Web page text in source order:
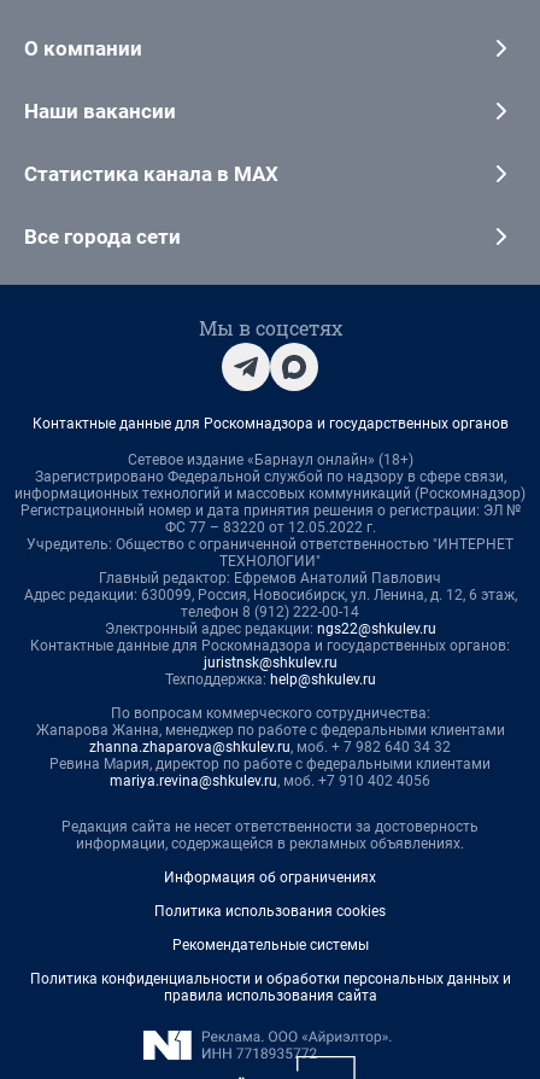
О компании
Наши вакансии
Статистика канала в MAX
Все города сети
Мы в соцсетях
Контактные данные для Роскомнадзора и государственных органов
Сетевое издание «Барнаул онлайн» (18+)
Зарегистрировано Федеральной службой по надзору в сфере связи,
информационных технологий и массовых коммуникаций (Роскомнадзор)
Регистрационный номер и дата принятия решения о регистрации: ЭЛ №
ФС 77 – 83220 от 12.05.2022 г.
Учредитель: Общество с ограниченной ответственностью "ИНТЕРНЕТ
ТЕХНОЛОГИИ"
Главный редактор: Ефремов Анатолий Павлович
Адрес редакции: 630099, Россия, Новосибирск, ул. Ленина, д. 12, 6 этаж,
телефон 8 (912) 222-00-14
Электронный адрес редакции: ngs22@shkulev.ru
Контактные данные для Роскомнадзора и государственных органов:
juristnsk@shkulev.ru
Техподдержка: help@shkulev.ru
По вопросам коммерческого сотрудничества:
Жапарова Жанна, менеджер по работе с федеральными клиентами
zhanna.zhaparova@shkulev.ru, моб. + 7 982 640 34 32
Ревина Мария, директор по работе с федеральными клиентами
mariya.revina@shkulev.ru, моб. +7 910 402 4056
Редакция сайта не несет ответственности за достоверность
информации, содержащейся в рекламных объявлениях.
Информация об ограничениях
Политика использования cookies
Рекомендательные системы
Политика конфиденциальности и обработки персональных данных и
правила использования сайта